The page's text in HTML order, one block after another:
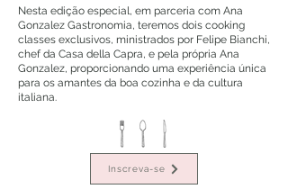
Nesta edição especial, em parceria com Ana
Gonzalez Gastronomia, teremos dois cooking
classes exclusivos, ministrados por Felipe Bianchi,
chef da Casa della Capra, e pela própria Ana
Gonzalez, proporcionando uma experiência única
para os amantes da boa cozinha e da cultura
italiana.
Inscreva-se